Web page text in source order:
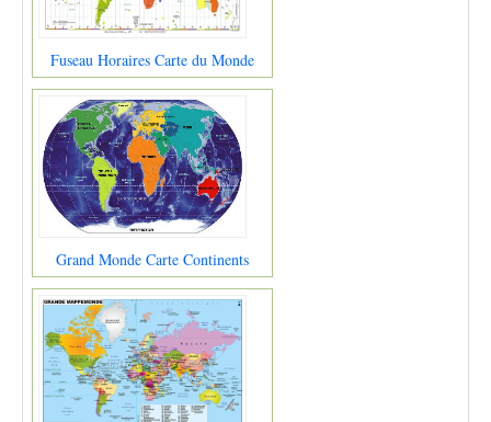
Fuseau Horaires Carte du Monde
Grand Monde Carte Continents